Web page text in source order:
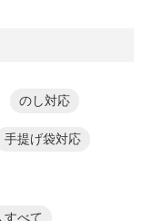
のし対応
手提げ袋対応
すべて